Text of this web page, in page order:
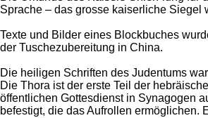
Sprache – das grosse kaiserliche Siegel
Texte und Bilder eines Blockbuches
der Tuschezubereitung in China.
Die heiligen Schriften des Judentums
Die Thora ist der erste Teil der
öffentlichen Gottesdienst in Synagogen
befestigt, die das Aufrollen ermöglichen.